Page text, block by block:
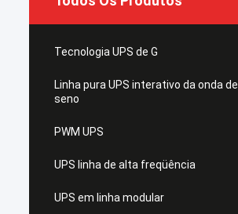
Tecnologia UPS de G
Linha pura UPS interativo da onda de
seno
PWM UPS
UPS linha de alta freqüência
UPS em linha modular